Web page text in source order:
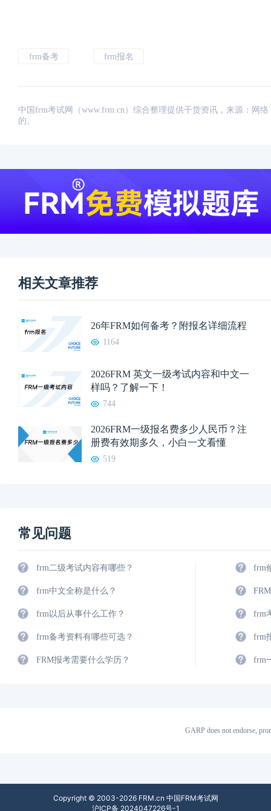
frm备考 frm报名
中国frm考试网（www.frm.cn）综合整理提供干货资讯，来源：网
的。
相关文章推荐
26年FRM如何备考？附报名详细流程
1164
2026FRM 英文一级考试内容和中文一
样吗？了解一下！
744
2026FRM一级报名费多少人民币？注
册费有效期多久，小白一文看懂
519
常见问题
frm二级考试内容有哪些？
frm中文全称是什么？
frm以后从事什么工作？
frm备考资料有哪些可选？
FRM报考需要什么学历？
frm
frm
frm
frm
GARP does not endorse,
Copyright © 2003-2026 FRM.cn 中国FRM考试网
沪ICP备 2024047226号-1